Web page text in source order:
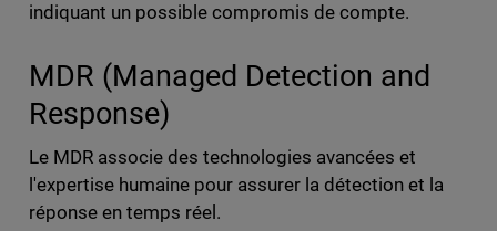
indiquant un possible compromis de compte.
MDR (Managed Detection and
Response)
Le MDR associe des technologies avancées et
l'expertise humaine pour assurer la détection et la
réponse en temps réel.